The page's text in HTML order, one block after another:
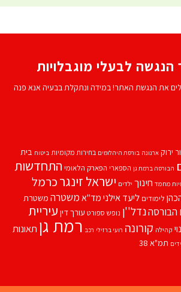
לבעלי מוגבלויות
את הנגשת האתר! במידה ונתקלת בבעיה אנא פנה
ירוק ארנונה בורסת היהלומים בחירות מקומיות ביטוח בית
הבורסה ברמת גן הספארי הפארק הלאומי התחדשות
מחמד חינוך ילדים ישראל זינגרכרמל
לימודים ליעד אילנימד''אמשטרה משטרת
נדל''ן נופש ספורט עורך דין עיריית
קהילה קורונה רועי ברזילי רכב רמת גן תאונות
תמ"א 38